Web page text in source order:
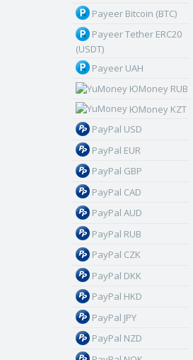
Payeer Bitcoin (BTC)
Payeer Tether ERC20
(USDT)
Payeer UAH
ЮMoney RUB
ЮMoney KZT
PayPal USD
PayPal EUR
PayPal GBP
PayPal CAD
PayPal AUD
PayPal RUB
PayPal CZK
PayPal DKK
PayPal HKD
PayPal JPY
PayPal NZD